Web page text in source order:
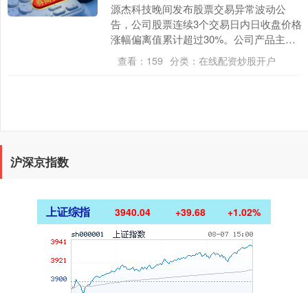
源杰科技晚间发布股票交易异常波动公
告，公司股票连续3个交易日内日收盘价格
涨幅偏离值累计超过30%。公司产品主要
应用于光通信领域，而光芯片行业作为光
通信产业链的上....
查看： 159 分类： 在线配资炒股开户
沪深京指数
上证综指 3940.04 +39.68 +1.02%